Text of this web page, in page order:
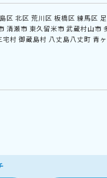
区 北区 荒川区 板橋区 練馬区
清瀬市 東久留米市 武蔵村山市
宅村 御蔵島村 八丈島八丈町 青